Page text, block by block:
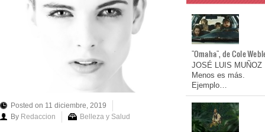
Posted on 11 diciembre, 2019
By Redaccion Belleza y Salud
"Omaha", de Cole
JOSÉ LUIS MUÑOZ
Menos es más.
Ejemplo…